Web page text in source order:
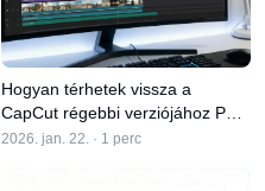
Hogyan térhetek vissza a
CapCut régebbi verziójához PC-
n?
2026. jan. 22. · 1 perc